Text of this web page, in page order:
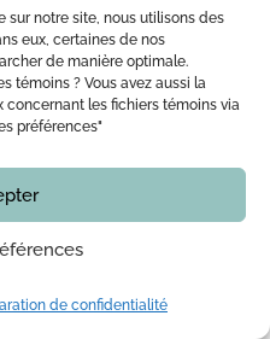
sur notre site, nous utilisons des
eux, certaines de nos
de manière optimale.
témoins ? Vous avez aussi la
concernant les fichiers témoins via
préférences"
de confidentialité
de la médiation, son
et les coûts
celle-ci.
: un acteur impartial
consiste à
leurs efforts pour trouver